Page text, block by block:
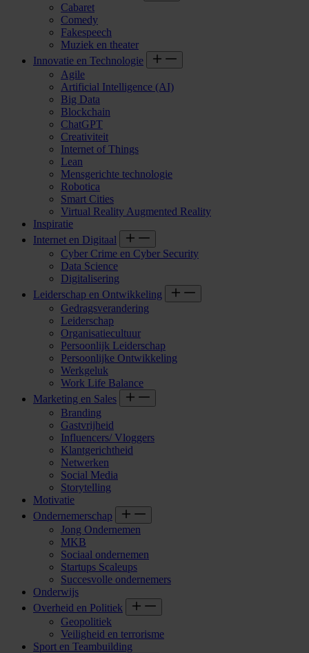
Cabaret
Comedy
Fakespeech
Muziek en theater
Innovatie en Technologie
Agile
Artificial Intelligence (AI)
Big Data
Blockchain
ChatGPT
Creativiteit
Internet of Things
Lean
Mensgerichte technologie
Robotica
Smart Cities
Virtual Reality Augmented Reality
Inspiratie
Internet en Digitaal
Cyber Crime en Cyber Security
Data Science
Digitalisering
Leiderschap en Ontwikkeling
Gedragsverandering
Leiderschap
Organisatiecultuur
Persoonlijk Leiderschap
Persoonlijke Ontwikkeling
Werkgeluk
Work Life Balance
Marketing en Sales
Branding
Gastvrijheid
Influencers/ Vloggers
Klantgerichtheid
Netwerken
Social Media
Storytelling
Motivatie
Ondernemerschap
Jong Ondernemen
MKB
Sociaal ondernemen
Startups Scaleups
Succesvolle ondernemers
Onderwijs
Overheid en Politiek
Geopolitiek
Veiligheid en terrorisme
Sport en Teambuilding